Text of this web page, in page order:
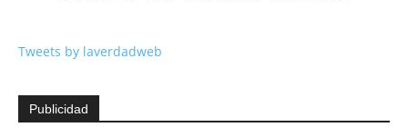
Tweets by laverdadweb
Publicidad